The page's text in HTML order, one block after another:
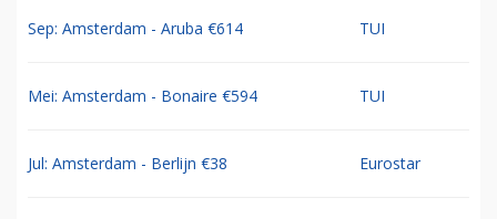
Sep: Amsterdam - Aruba €614 TUI
Mei: Amsterdam - Bonaire €594 TUI
Jul: Amsterdam - Berlijn €38 Eurostar